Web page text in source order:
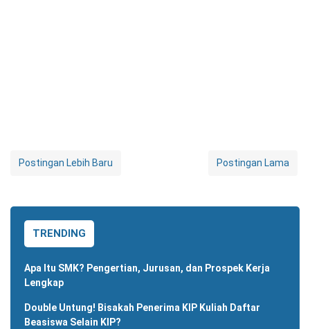
Postingan Lebih Baru Postingan Lama
TRENDING
Apa Itu SMK? Pengertian, Jurusan, dan Prospek Kerja
Lengkap
Double Untung! Bisakah Penerima KIP Kuliah Daftar
Beasiswa Selain KIP?